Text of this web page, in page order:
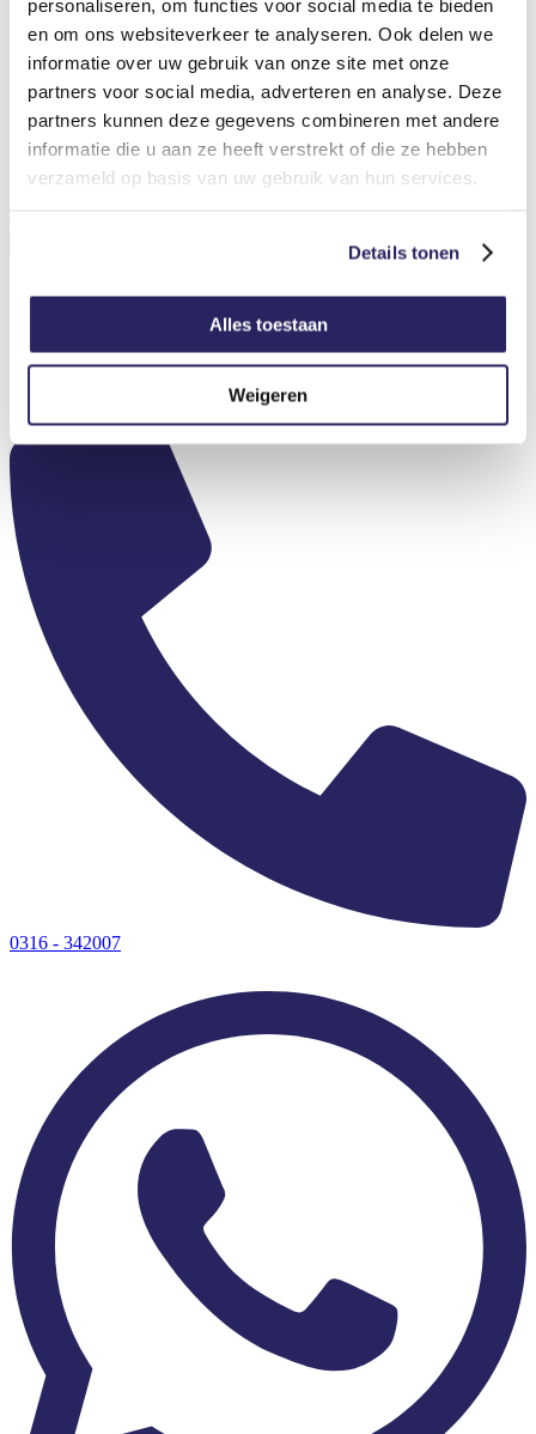
personaliseren, om functies voor social media te bieden
en om ons websiteverkeer te analyseren. Ook delen we
informatie over uw gebruik van onze site met onze
partners voor social media, adverteren en analyse. Deze
partners kunnen deze gegevens combineren met andere
informatie die u aan ze heeft verstrekt of die ze hebben
verzameld op basis van uw gebruik van hun services.
Details tonen
Alles toestaan
Weigeren
Facebook LinkedIn Instagram
Berry Zweers
Contactgegevens
0316 - 342007